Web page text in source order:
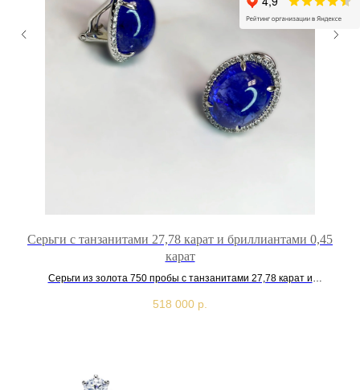
Серьги с танзанитами 27,78 карат и бриллиантами 0,45
карат
Серьги из золота 750 пробы с танзанитами 27,78 карат и
518 000 р.